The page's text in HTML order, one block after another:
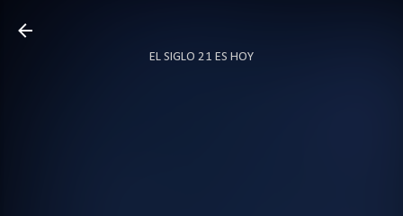
EL SIGLO 21 ES HOY